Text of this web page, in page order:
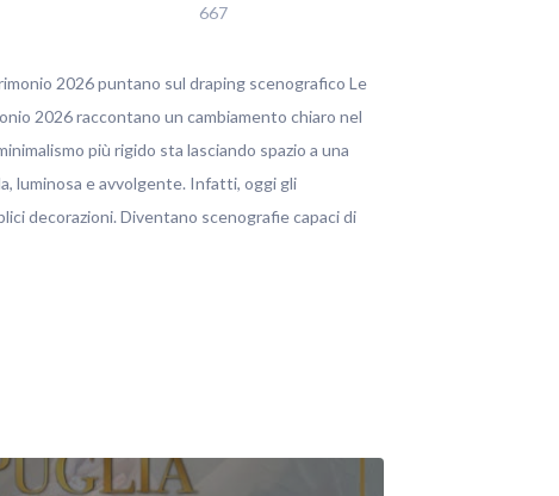
667
2026 puntano sul draping scenografico Le
2026 raccontano un cambiamento chiaro nel
più rigido sta lasciando spazio a una
luminosa e avvolgente. Infatti, oggi gli
decorazioni. Diventano scenografie capaci di